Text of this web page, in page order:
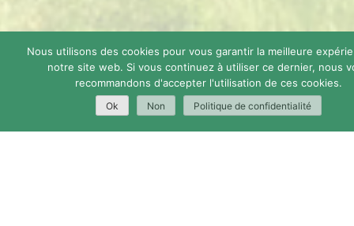
Nous utilisons des cookies pour vous garantir la meilleure
notre site web. Si vous continuez à utiliser ce dernier, nous
recommandons d'accepter l'utilisation de ces cookies.
Ok Non Politique de confidentialité